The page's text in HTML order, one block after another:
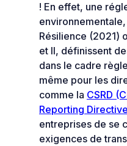
! En effet, une
Résilience (2021)
et II, définissent
dans le cadre
même pour les
comme la CSRD
Reporting
entreprises de se
exigences de